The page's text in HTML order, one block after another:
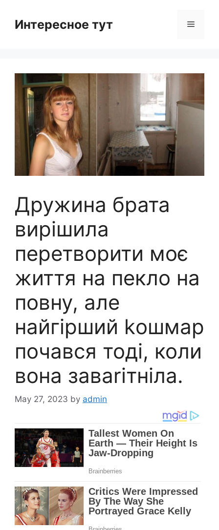
contentИнтересное тут Menu
Дружина брата
вирішила
перетворити моє
життя на пекло на
повну, але
найгірший kошмар
почався тоді, коли
вона заваrітніла.
May 27, 2023 by admin